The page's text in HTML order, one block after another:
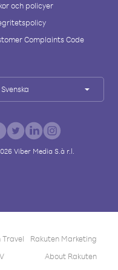
och policyer
Complaints Code
Svenska
Viber Media S.à r.l.
Travel
Rakuten Marketing
About Rakuten